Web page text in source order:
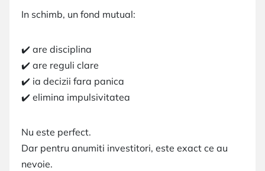
In schimb, un fond mutual:
✔️ are disciplina
✔️ are reguli clare
✔️ ia decizii fara panica
✔️ elimina impulsivitatea
Nu este perfect.
Dar pentru anumiti investitori, este exact ce au
nevoie.